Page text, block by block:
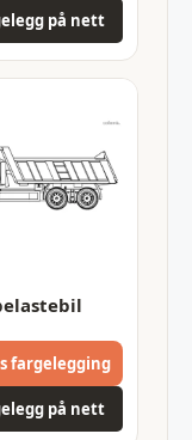
på nett
fargelegging
på nett